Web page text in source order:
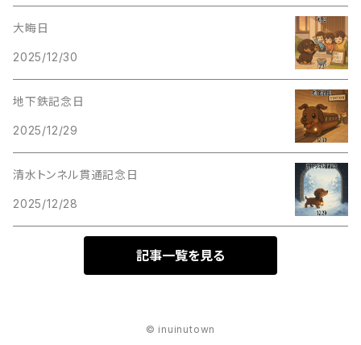
大晦日
2025/12/30
地下鉄記念日
2025/12/29
清水トンネル貫通記念日
2025/12/28
記事一覧を見る
© inuinutown